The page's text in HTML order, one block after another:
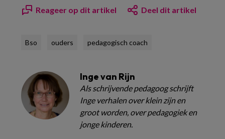
Reageer op dit artikel Deel dit artikel
Bso ouders pedagogisch coach
Inge van Rijn
Als schrijvende pedagoog schrijft
Inge verhalen over klein zijn en
groot worden, over pedagogiek en
jonge kinderen.